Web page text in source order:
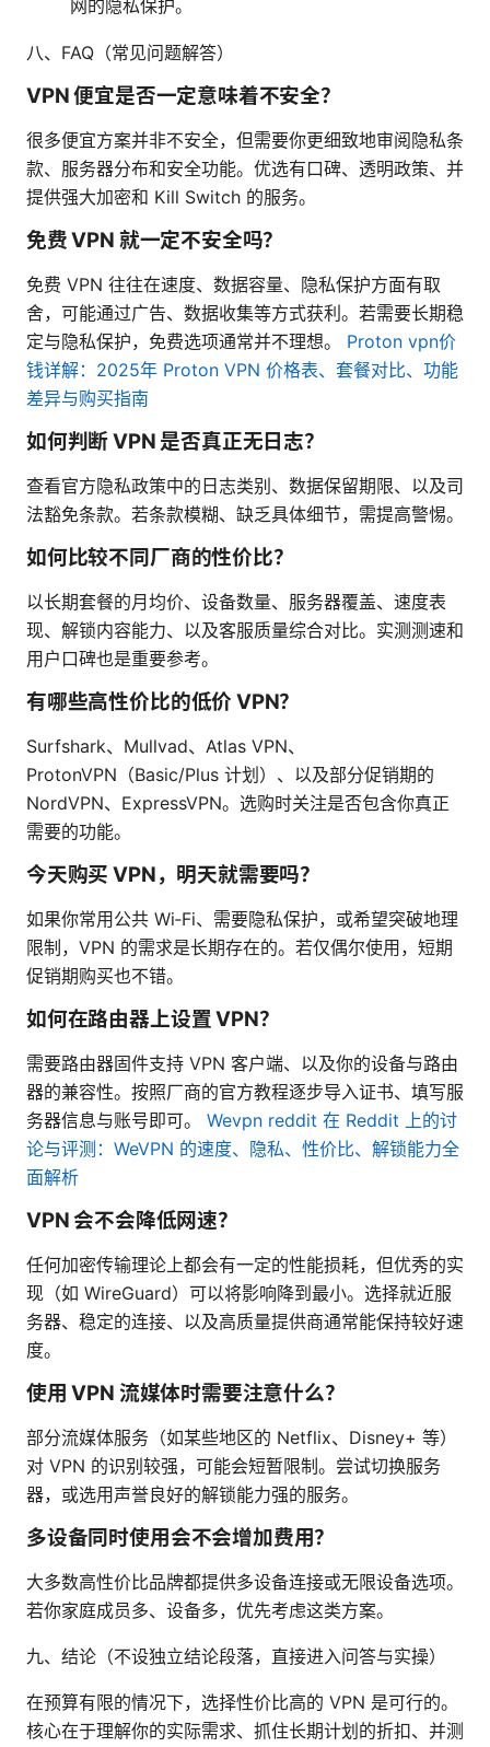
网的隐私保护。
八、FAQ（常见问题解答）
VPN 便宜是否一定意味着不安全？
很多便宜方案并非不安全，但需要你更细致地审阅隐私条
款、服务器分布和安全功能。优选有口碑、透明政策、并
提供强大加密和 Kill Switch 的服务。
免费 VPN 就一定不安全吗？
免费 VPN 往往在速度、数据容量、隐私保护方面有取
舍，可能通过广告、数据收集等方式获利。若需要长期稳
定与隐私保护，免费选项通常并不理想。 Proton vpn价
钱详解：2025年 Proton VPN 价格表、套餐对比、功能
差异与购买指南
如何判断 VPN 是否真正无日志？
查看官方隐私政策中的日志类别、数据保留期限、以及司
法豁免条款。若条款模糊、缺乏具体细节，需提高警惕。
如何比较不同厂商的性价比？
以长期套餐的月均价、设备数量、服务器覆盖、速度表
现、解锁内容能力、以及客服质量综合对比。实测测速和
用户口碑也是重要参考。
有哪些高性价比的低价 VPN？
Surfshark、Mullvad、Atlas VPN、
ProtonVPN（Basic/Plus 计划）、以及部分促销期的
NordVPN、ExpressVPN。选购时关注是否包含你真正
需要的功能。
今天购买 VPN，明天就需要吗？
如果你常用公共 Wi‑Fi、需要隐私保护，或希望突破地理
限制，VPN 的需求是长期存在的。若仅偶尔使用，短期
促销期购买也不错。
如何在路由器上设置 VPN？
需要路由器固件支持 VPN 客户端、以及你的设备与路由
器的兼容性。按照厂商的官方教程逐步导入证书、填写服
务器信息与账号即可。 Wevpn reddit 在 Reddit 上的讨
论与评测：WeVPN 的速度、隐私、性价比、解锁能力全
面解析
VPN 会不会降低网速？
任何加密传输理论上都会有一定的性能损耗，但优秀的实
现（如 WireGuard）可以将影响降到最小。选择就近服
务器、稳定的连接、以及高质量提供商通常能保持较好速
度。
使用 VPN 流媒体时需要注意什么？
部分流媒体服务（如某些地区的 Netflix、Disney+ 等）
对 VPN 的识别较强，可能会短暂限制。尝试切换服务
器，或选用声誉良好的解锁能力强的服务。
多设备同时使用会不会增加费用？
大多数高性价比品牌都提供多设备连接或无限设备选项。
若你家庭成员多、设备多，优先考虑这类方案。
九、结论（不设独立结论段落，直接进入问答与实操）
在预算有限的情况下，选择性价比高的 VPN 是可行的。
核心在于理解你的实际需求、抓住长期计划的折扣、并测